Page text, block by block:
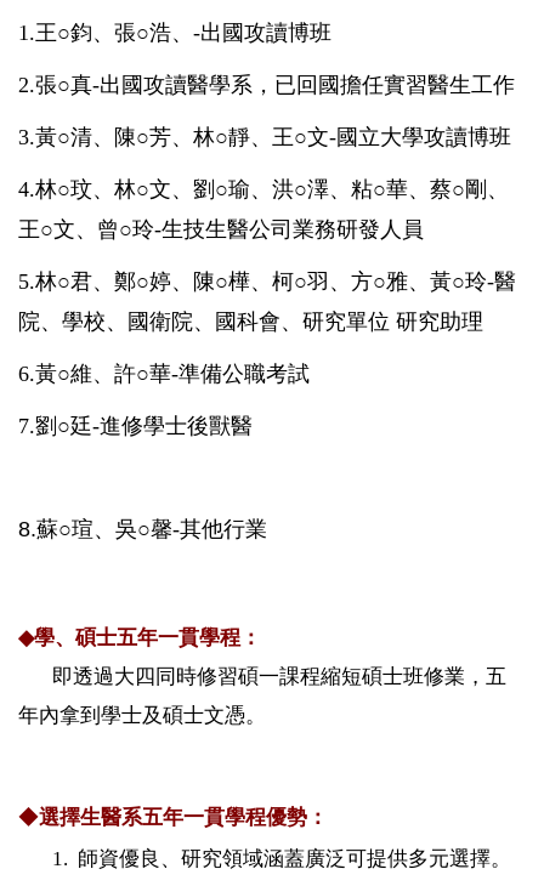
1.王○鈞、張○浩、 -出國攻讀博班
2.張○真-出國攻讀醫學系，已回國擔任實習醫生工作
3.黃○清、陳○芳、林○靜、 王○文-國立大學攻讀博班
4.林○玟、 林○文、 劉○瑜、 洪○澤、 粘○華、蔡○剛、
王○文、曾○玲-生技生醫公司業務研發人員
5.林○君、鄭○婷、陳○樺、柯○羽 、 方○雅、黃○玲-醫
院、學校、國衛院、國科會、研究單位 研究助理
6.黃○維、 許○華-準備公職考試
7.劉 ○廷-進修學士後獸醫
8.蘇○瑄、吳○馨-其他行業
◆學、碩士五年一貫學程：
即透過大四同時修習碩一課程縮短碩士班修業，五
年內拿到學士及碩士文憑。
◆選擇生醫系五年一貫學程優勢：
1. 師資優良、研究領域涵蓋廣泛可提供多元選擇。